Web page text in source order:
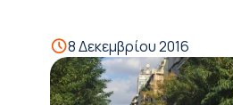
8 Δεκεμβρίου 2016